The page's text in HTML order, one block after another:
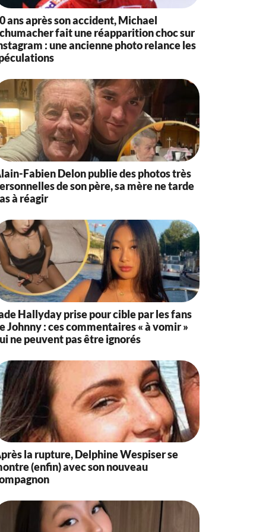
ans après son accident, Michael
fait une réapparition choc sur
: une ancienne photo relance les
Fabien Delon publie des photos très
de son père, sa mère ne tarde
à réagir
Hallyday prise pour cible par les fans
Johnny : ces commentaires « à vomir »
ne peuvent pas être ignorés
la rupture, Delphine Wespiser se
(enfin) avec son nouveau